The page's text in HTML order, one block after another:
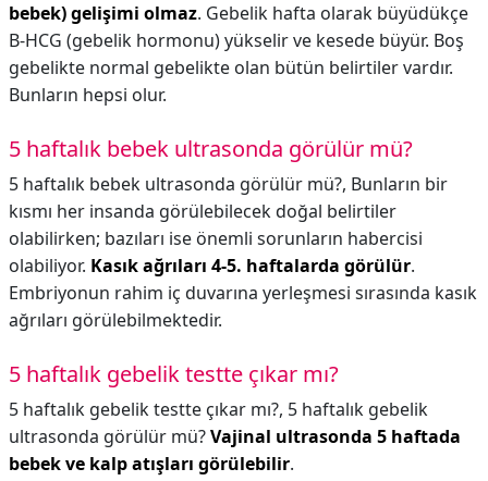
bebek) gelişimi olmaz. Gebelik hafta olarak büyüdükçe
B-HCG (gebelik hormonu) yükselir ve kesede büyür. Boş
gebelikte normal gebelikte olan bütün belirtiler vardır.
Bunların hepsi olur.
5 haftalık bebek ultrasonda görülür mü?
5 haftalık bebek ultrasonda görülür mü?, Bunların bir
kısmı her insanda görülebilecek doğal belirtiler
olabilirken; bazıları ise önemli sorunların habercisi
olabiliyor. Kasık ağrıları 4-5. haftalarda görülür.
Embriyonun rahim iç duvarına yerleşmesi sırasında kasık
ağrıları görülebilmektedir.
5 haftalık gebelik testte çıkar mı?
5 haftalık gebelik testte çıkar mı?, 5 haftalık gebelik
ultrasonda görülür mü?Vajinal ultrasonda 5 haftada
bebek ve kalp atışları görülebilir.